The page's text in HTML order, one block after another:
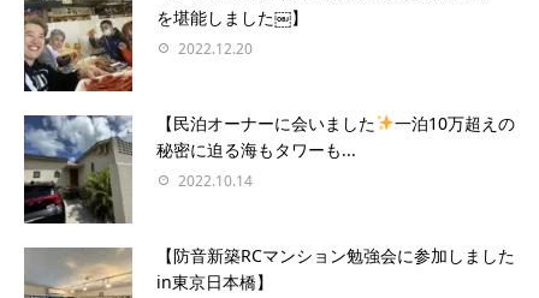
を堪能しました￼】
2022.12.20
【民泊オーナーに会いました
一泊10万超えの
秘密に迫る海もタワーも...
2022.10.14
【防音新築RCマンション勉強会に参加しました
in東京日本橋】